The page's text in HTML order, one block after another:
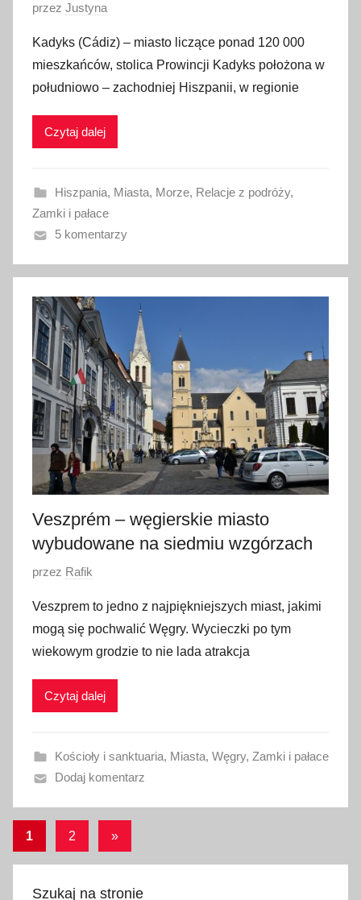
O
u
b
l
i
a
n
o
0
l
s
t
o
p
a
d
2
0
7
przez Justyna
Kadyks (Cádiz) – miasto liczące ponad 120 000
mieszkańców, stolica Prowincji Kadyks położona w
południowo – zachodniej Hiszpanii, w regionie
Czytaj dalej
Hiszpania, Miasta, Morze, Relacje z podróży,
Zamki i pałace
5 komentarzy
Veszprém – węgierskie miasto
wybudowane na siedmiu wzgórzach
O
u
b
l
i
a
n
5
w
r
z
przez Rafik
Veszprem to jedno z najpiękniejszych miast, jakimi
mogą się pochwalić Węgry. Wycieczki po tym
wiekowym grodzie to nie lada atrakcja
Czytaj dalej
Kościoły i sanktuaria, Miasta, Węgry, Zamki i pałace
Dodaj komentarz
Stronicowanie
wpisów
1 2
Następne
»
Szukaj na stronie